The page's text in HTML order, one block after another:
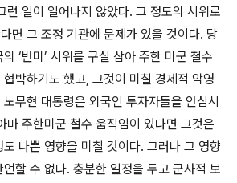
런 일이 일어나지 않았다. 그 정도의 시위로
면 그 조정 기관에 문제가 있을 것이다. 당
‘반미’ 시위를 구실 삼아 주한 미군 철수
박하기도 했고, 그것이 미칠 경제적 악영
무현 대통령은 외국인 투자자들을 안심시
마 주한미군 철수 움직임이 있다면 그것은
나쁜 영향을 미칠 것이다. 그러나 그 영향
할 수 없다. 충분한 일정을 두고 군사적 보